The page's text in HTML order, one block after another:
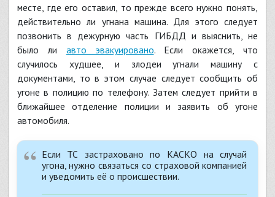
месте, где его оставил, то прежде всего нужно понять,
действительно ли угнана машина. Для этого следует
позвонить в дежурную часть ГИБДД и выяснить, не
было ли авто эвакуировано. Если окажется, что
случилось худшее, и злодеи угнали машину с
документами, то в этом случае следует сообщить об
угоне в полицию по телефону. Затем следует прийти в
ближайшее отделение полиции и заявить об угоне
автомобиля.
Если ТС застраховано по КАСКО на случай
угона, нужно связаться со страховой компанией
и уведомить её о происшествии.